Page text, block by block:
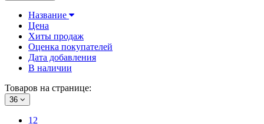
Название
Цена
Хиты продаж
Оценка покупателей
Дата добавления
В наличии
Товаров на странице:
36
12